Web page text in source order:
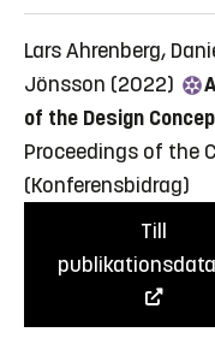
Lars Ahrenberg,
Jönsson (2022)
of the Design
Proceedings of the
(Konferensbidrag)
Till